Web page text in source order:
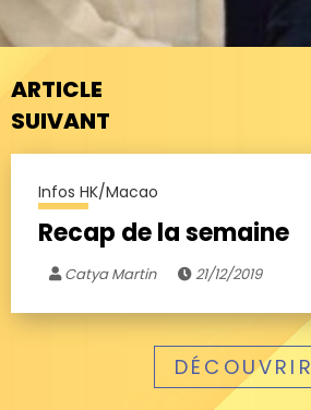
ARTICLE
SUIVANT
Infos HK/Macao
Recap de la semaine
Catya Martin 21/12/2019
DÉCOUVRIR